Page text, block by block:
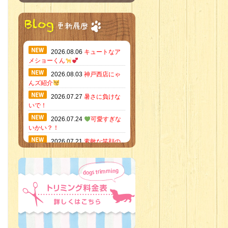
2026.08.06 キュートなア
メショーくん
2026.08.03 神戸西店にゃ
んズ紹介
2026.07.27 暑さに負けな
いで！
2026.07.24
可愛すぎな
いかい？！
2026.07.21素敵な笑顔の
当店のイチオ
シにゃんこ
2026.07.15
ミニチュア
ピンシャーのご紹介